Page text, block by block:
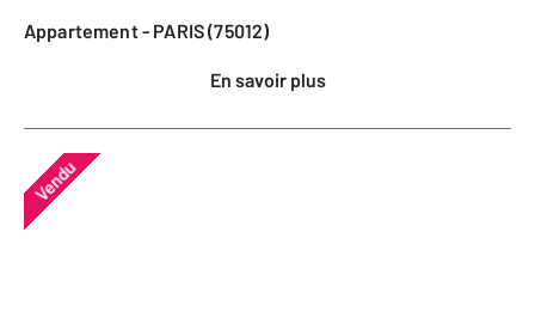
Appartement - PARIS (75012)
En savoir plus
Vendu